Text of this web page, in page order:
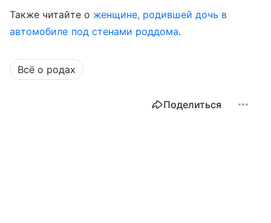
Также читайте о женщине, родившей дочь в
автомобиле под стенами роддома.
Всё о родах
Поделиться